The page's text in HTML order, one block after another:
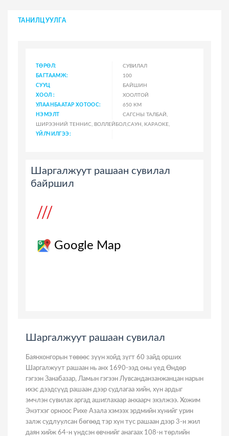
ТАНИЛЦУУЛГА
ТӨРӨЛ:
СУВИЛАЛ
БАГТААМЖ:
100
СУУЦ
БАЙШИН
ХООЛ :
ХООЛТОЙ
УЛААНБААТАР ХОТООС:
650 КМ
НЭМЭЛТ
САГСНЫ ТАЛБАЙ,
ШИРЭЭНИЙ ТЕННИС, ВОЛЛЕЙБОЛ,САУН, КАРАОКЕ,
ҮЙЛЧИЛГЭЭ:
Шаргалжуут рашаан сувилал
байршил
Google Map
Шаргалжуут рашаан сувилал
Баянхонгорын төвөөс зүүн хойд зүгт 60 зайд орших
Шаргалжуут рашаан нь анх 1690-ээд оны үед Өндөр
гэгээн Занабазар, Ламын гэгээн Лувсанданзанжанцан нарын
ихэс дээдсүүд рашаан дээр судлагаа хийн, хүн ардыг
эмчлэн сувилах аргад ашиглахаар анхаарч эхэлжээ. Хожим
Энэтхэг орноос Рихе Азала хэмээх эрдмийн хүнийг урин
залж судлуулсан бөгөөд тэр хүн тус рашаан дээр 3-н жил
даян хийж 64-н үндсэн өвчнийг анагаах 108-н төрлийн